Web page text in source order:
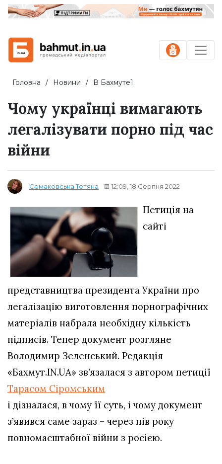
Головна Новини В Бахмуте1
Чому українці вимагають
легалізувати порно під час
війни
Семаковська Тетяна 12:09, 18 Серпня 2022
Петиція на
сайті
представництва президента України про
легалізацію виготовлення порнографічних
матеріалів набрала необхідну кількість
підписів. Тепер документ розгляне
Володимир Зеленський. Редакція
«Бахмут.IN.UA» зв’язалася з автором петиції
Тарасом Сіромським
і дізналася, в чому її суть, і чому документ
з’явився саме зараз – через пів року
повномасштабної війни з росією.